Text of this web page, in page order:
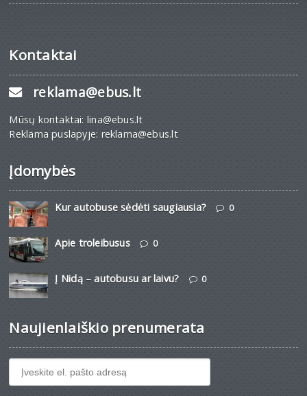
Kontaktai
reklama@ebus.lt
Mūsų kontaktai: lina@ebus.lt
Reklama puslapyje: reklama@ebus.lt
Įdomybės
Kur autobuse sėdėti saugiausia? 0
Apie troleibusus 0
Į Nidą – autobusu ar laivu? 0
Naujienlaiškio prenumerata